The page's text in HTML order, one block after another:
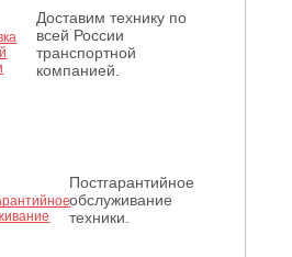
Доставим технику по
всей России
транспортной
компанией.
Постгарантийное
обслуживание
техники.